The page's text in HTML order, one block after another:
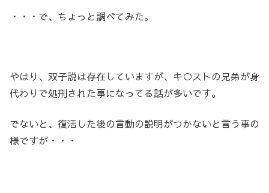
・・・で、ちょっと調べてみた。
やはり、双子説は存在していますが、キ○ストの兄弟が身
代わりで処刑された事になってる話が多いです。
でないと、復活した後の言動の説明がつかないと言う事の
様ですが・・・